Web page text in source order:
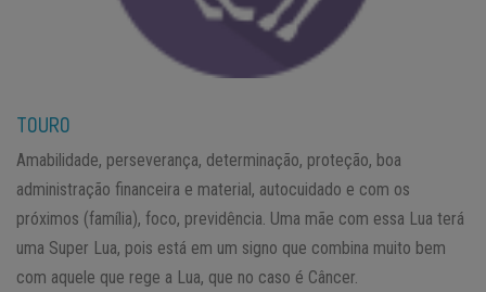
TOURO
Amabilidade, perseverança, determinação, proteção, boa
administração financeira e material, autocuidado e com os
próximos (família), foco, previdência. Uma mãe com essa Lua terá
uma Super Lua, pois está em um signo que combina muito bem
com aquele que rege a Lua, que no caso é Câncer.